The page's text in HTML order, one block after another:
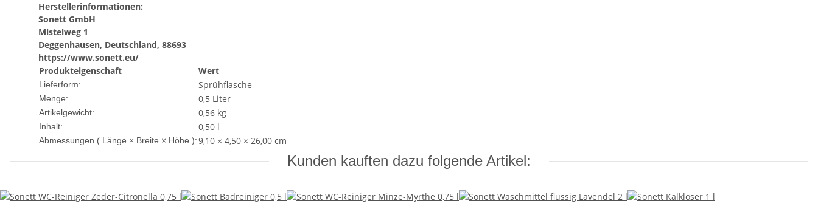
Herstellerinformationen:
Sonett GmbH
Mistelweg 1
Deggenhausen, Deutschland, 88693
https://www.sonett.eu/
Produkteigenschaft
Wert
Lieferform: Sprühflasche
Menge: 0,5 Liter
Artikelgewicht: 0,56 kg
Inhalt: 0,50 l
Abmessungen ( Länge × Breite × Höhe ):9,10 × 4,50 × 26,00 cm
Kunden kauften dazu folgende Artikel: